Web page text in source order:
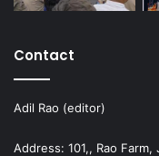
Contact
Adil Rao (editor)
Address: 101,, Rao